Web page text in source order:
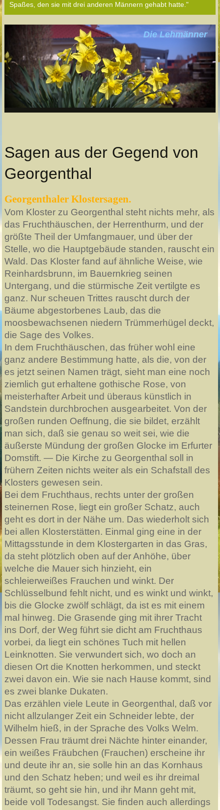
Spaßes, den sie mit drei anderen Männern gehabt hatte."
Die Lehmänner
Sagen aus der Gegend von
Georgenthal
Georgenthaler Klostersagen.
Vom Kloster zu Georgenthal steht nichts mehr, als
das Fruchthäuschen, der Herrenthurm, und der
größte Theil der Umfangmauer, und über der
Stelle, wo die Hauptgebäude standen, rauscht ein
Wald. Das Kloster fand auf ähnliche Weise, wie
Reinhardsbrunn, im Bauernkrieg seinen
Untergang, und die stürmische Zeit vertilgte es
ganz. Nur scheuen Trittes rauscht durch der
Bäume abgestorbenes Laub, das die
moosbewachsenen niedern Trümmerhügel deckt,
die Sage des Volkes.
In dem Fruchthäuschen, das früher wohl eine
ganz andere Bestimmung hatte, als die, von der
es jetzt seinen Namen trägt, sieht man eine noch
ziemlich gut erhaltene gothische Rose, von
meisterhafter Arbeit und überaus künstlich in
Sandstein durchbrochen ausgearbeitet. Von der
großen runden Oeffnung, die sie bildet, erzählt
man sich, daß sie genau so weit sei, wie die
äußerste Mündung der großen Glocke im Erfurter
Domstift. — Die Kirche zu Georgenthal soll in
frühern Zeiten nichts weiter als ein Schafstall des
Klosters gewesen sein.
Bei dem Fruchthaus, rechts unter der großen
steinernen Rose, liegt ein großer Schatz, auch
geht es dort in der Nähe um. Das wiederholt sich
bei allen Klosterstätten. Einmal ging eine in der
Mittagsstunde in dem Klostergarten in das Gras,
da steht plötzlich oben auf der Anhöhe, über
welche die Mauer sich hinzieht, ein
schleierweißes Frauchen und winkt. Der
Schlüsselbund fehlt nicht, und es winkt und winkt,
bis die Glocke zwölf schlägt, da ist es mit einem
mal hinweg. Die Grasende ging mit ihrer Tracht
ins Dorf, der Weg führt sie dicht am Fruchthaus
vorbei, da liegt ein schönes Tuch mit hellen
Leinknotten. Sie verwundert sich, wo doch an
diesen Ort die Knotten herkommen, und steckt
zwei davon ein. Wie sie nach Hause kommt, sind
es zwei blanke Dukaten.
Das erzählen viele Leute in Georgenthal, daß vor
nicht allzulanger Zeit ein Schneider lebte, der
Wilhelm hieß, in der Sprache des Volks Welm.
Dessen Frau träumt drei Nächte hinter einander,
ein weißes Fräubchen (Frauchen) erscheine ihr
und deute ihr an, sie solle hin an das Kornhaus
und den Schatz heben; und weil es ihr dreimal
träumt, so geht sie hin, und ihr Mann geht mit,
beide voll Todesangst. Sie finden auch allerdings